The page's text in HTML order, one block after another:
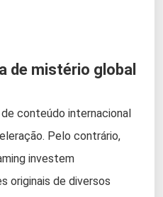
de mistério global
conteúdo internacional
Pelo contrário,
investem
originais de diversos